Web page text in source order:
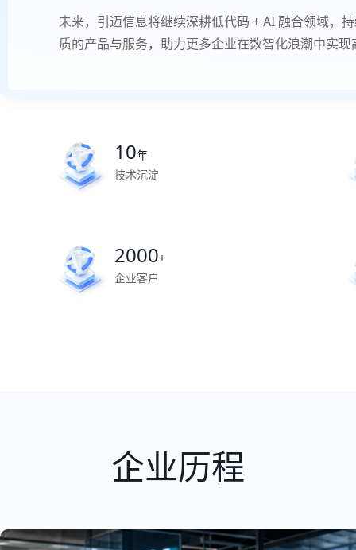
未来，引迈信息将继续深耕低代码 + AI 融合领域，
质的产品与服务，助力更多企业在数智化浪潮中实
10年
技术沉淀
2000+
企业客户
企业历程